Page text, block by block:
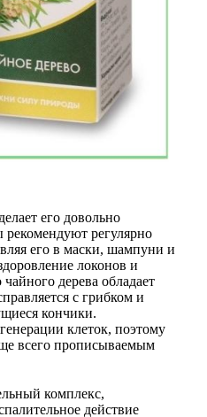
его довольно
регулярно
его в маски, шампуни и
локонов и
дерева обладает
с грибком и
кончики.
клеток, поэтому
всего прописываемым
комплекс,
действие